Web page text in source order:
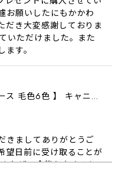
お願いしたにもかかわ
だき大変感謝しておりま
いただけました。また
す。
【 チワワ スムース 毛色6色 】 キャニスター 保存容器 お家用 プレゼント 犬 ペット うちの子 犬グッズ
きましてありがとうご
望日前に受け取ることが
たぜひ今後ともよろし